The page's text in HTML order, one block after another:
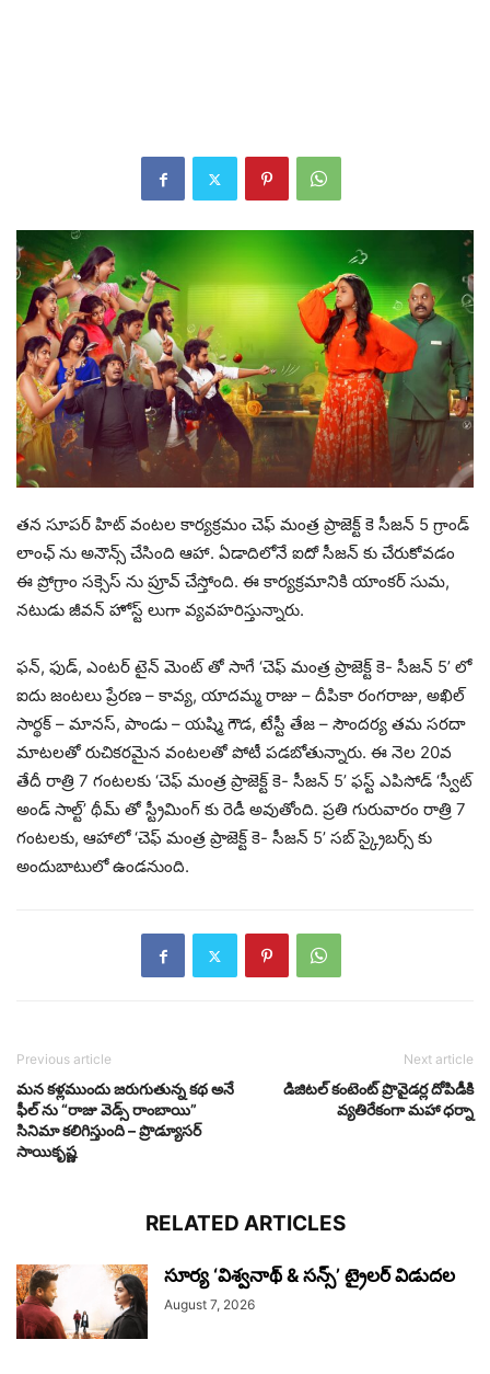
తన సూపర్ హిట్ వంటల కార్యక్రమం చెఫ్ మంత్ర ప్రాజెక్ట్ కె సీజన్ 5 గ్రాండ్
లాంఛ్ ను అనౌన్స్ చేసింది ఆహా. ఏడాదిలోనే ఐదో సీజన్ కు చేరుకోవడం
ఈ ప్రోగ్రాం సక్సెస్ ను ప్రూవ్ చేస్తోంది. ఈ కార్యక్రమానికి యాంకర్ సుమ,
నటుడు జీవన్ హోస్ట్ లుగా వ్యవహరిస్తున్నారు.
ఫన్, ఫుడ్, ఎంటర్ టైన్ మెంట్ తో సాగే ‘చెఫ్ మంత్ర ప్రాజెక్ట్ కె- సీజన్ 5’ లో
ఐదు జంటలు ప్రేరణ – కావ్య, యాదమ్మ రాజు – దీపికా రంగరాజు, అఖిల్
సార్థక్ – మానస్, పాండు – యష్మి గౌడ, టేస్టీ తేజ – సౌందర్య తమ సరదా
మాటలతో రుచికరమైన వంటలతో పోటీ పడబోతున్నారు. ఈ నెల 20వ
తేదీ రాత్రి 7 గంటలకు ‘చెఫ్ మంత్ర ప్రాజెక్ట్ కె- సీజన్ 5’ ఫస్ట్ ఎపిసోడ్ ‘స్వీట్
అండ్ సాల్ట్’ థీమ్ తో స్ట్రీమింగ్ కు రెడీ అవుతోంది. ప్రతి గురువారం రాత్రి 7
గంటలకు, ఆహాలో ‘చెఫ్ మంత్ర ప్రాజెక్ట్ కె- సీజన్ 5’ సబ్ స్క్రైబర్స్ కు
అందుబాటులో ఉండనుంది.
Previous article
మన కళ్లముందు జరుగుతున్న కథ అనే
ఫీల్ ను “రాజు వెడ్స్ రాంబాయి”
సినిమా కలిగిస్తుంది – ప్రొడ్యూసర్
సాయికృష్ణ
Next article
డిజిటల్ కంటెంట్ ప్రొవైడర్ల దోపిడీకి
వ్యతిరేకంగా మహా ధర్నా
RELATED ARTICLES
సూర్య ‘విశ్వనాథ్ & సన్స్’ ట్రైలర్ విడుదల
August 7, 2026